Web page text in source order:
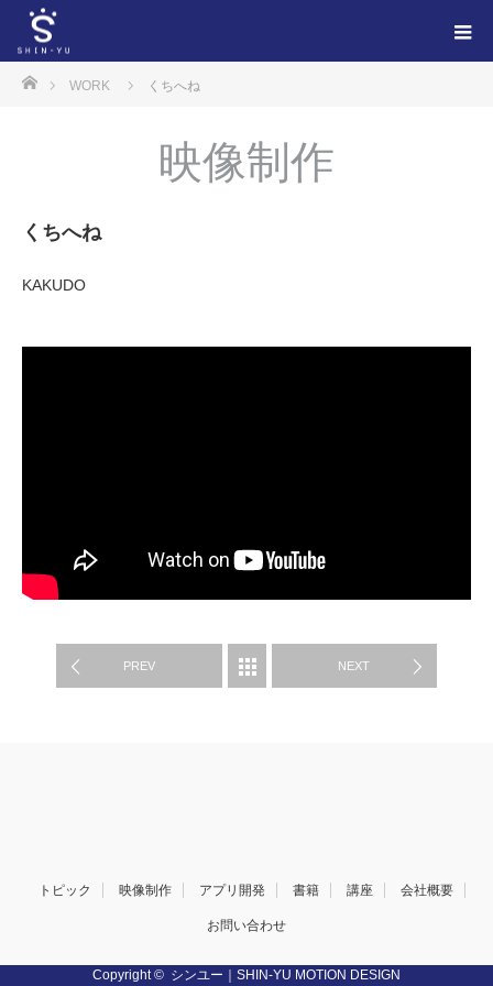
ホームWORK くちへね
映像制作
くちへね
KAKUDO
PREV
映像制作 NEXT
トピック 映像制作 アプリ開発 書籍 講座 会社概要
お問い合わせ
Copyright © シンユー｜SHIN-YU MOTION DESIGN